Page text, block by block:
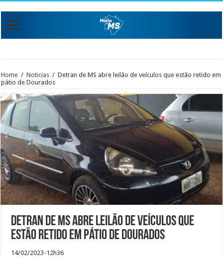
Home / Noticias / Detran de MS abre leilão de veículos que estão retido em
pátio de Dourados
Detran de MS abre leilão de veículos que
estão retido em pátio de Dourados
14/02/2023-12h36